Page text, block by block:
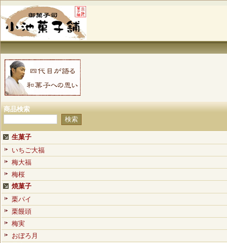
商品検索
生菓子
いちご大福
梅大福
梅桜
焼菓子
栗パイ
栗饅頭
梅実
おぼろ月